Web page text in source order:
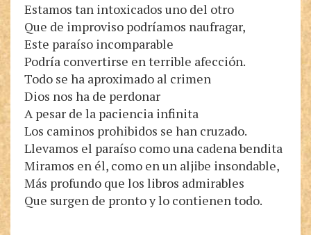
Estamos tan intoxicados uno del otro
Que de improviso podríamos naufragar,
Este paraíso incomparable
Podría convertirse en terrible afección.
Todo se ha aproximado al crimen
Dios nos ha de perdonar
A pesar de la paciencia infinita
Los caminos prohibidos se han cruzado.
Llevamos el paraíso como una cadena bendita
Miramos en él, como en un aljibe insondable,
Más profundo que los libros admirables
Que surgen de pronto y lo contienen todo.